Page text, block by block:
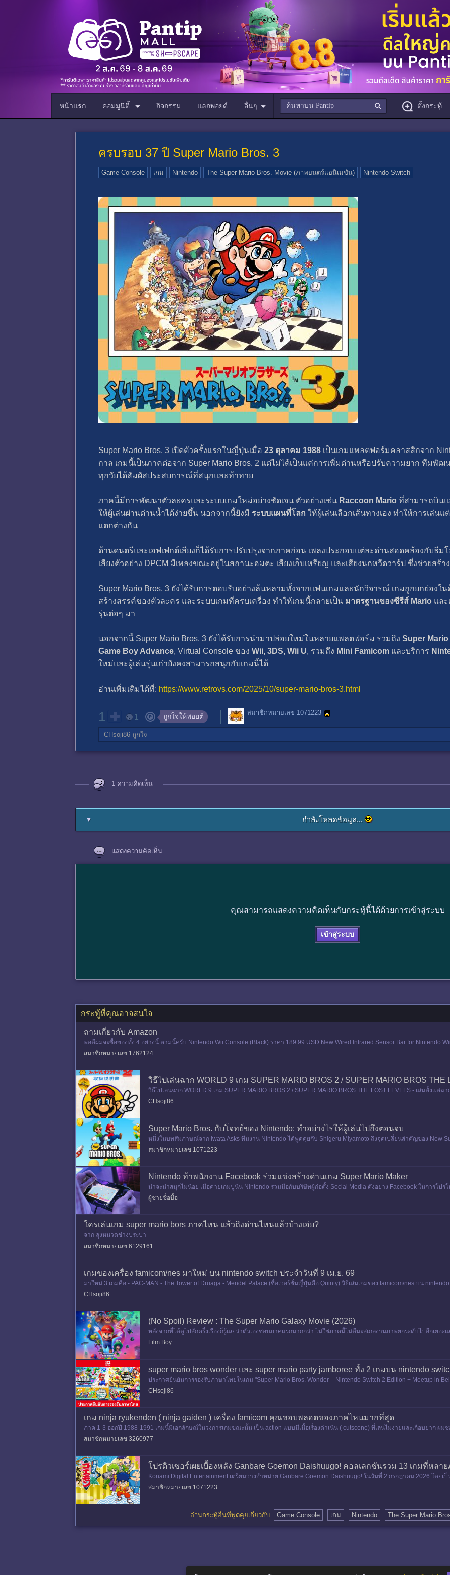
หน้าแรก คอมมูนิตี้ กิจกรรม แลกพอยต์ อื่นๆ ตั้งกระทู้
ครบรอบ 37 ปี Super Mario Bros. 3
Game Console เกม Nintendo The Super Mario Bros. Movie (ภาพยนตร์แอนิเมชัน) Nintendo Switch
Super Mario Bros. 3 เปิดตัวครั้งแรกในญี่ปุ่นเมื่อ 23 ตุลาคม 1988 เป็นเกมแพลตฟอร์มคลาสสิกจาก
กาล เกมนี้เป็นภาคต่อจาก Super Mario Bros. 2 แต่ไม่ได้เป็นแค่การเพิ่มด่านหรือปรับความยาก ทีมพัฒ
ทุกวัยได้สัมผัสประสบการณ์ที่สนุกและท้าทาย
ภาคนี้มีการพัฒนาตัวละครและระบบเกมใหม่อย่างชัดเจน ตัวอย่างเช่น Raccoon Mario ที่สามารถบิน
ให้ผู้เล่นผ่านด่านน้ำได้ง่ายขึ้น นอกจากนี้ยังมี ระบบแผนที่โลก ให้ผู้เล่นเลือกเส้นทางเอง ทำให้การเล่
แตกต่างกัน
ด้านดนตรีและเอฟเฟกต์เสียงก็ได้รับการปรับปรุงจากภาคก่อน เพลงประกอบแต่ละด่านสอดคล้องกับธีม
เสียงตัวอย่าง DPCM มีเพลงขณะอยู่ในสถานะอมตะ เสียงเก็บเหรียญ และเสียงนกหวีดวาร์ป ซึ่งช่วยสร้
Super Mario Bros. 3 ยังได้รับการตอบรับอย่างล้นหลามทั้งจากแฟนเกมและนักวิจารณ์ เกมถูกยกย่อง
สร้างสรรค์ของตัวละคร และระบบเกมที่ครบเครื่อง ทำให้เกมนี้กลายเป็น มาตรฐานของซีรีส์ Mario แล
รุ่นต่อๆ มา
นอกจากนี้ Super Mario Bros. 3 ยังได้รับการนำมาปล่อยใหม่ในหลายแพลตฟอร์ม รวมถึง Super
Game Boy Advance, Virtual Console ของ Wii, 3DS, Wii U, รวมถึง Mini Famicom และบริการ
ใหม่และผู้เล่นรุ่นเก่ายังคงสามารถสนุกกับเกมนี้ได้
อ่านเพิ่มเติมได้ที่: https://www.retrovs.com/2025/10/super-mario-bros-3.html
1 1 ถูกใจให้พอยต์ สมาชิกหมายเลข 1071223
CHsoji86 ถูกใจ
1 ความคิดเห็น
▼ กำลังโหลดข้อมูล...
แสดงความคิดเห็น
คุณสามารถแสดงความคิดเห็นกับกระทู้นี้ได้ด้วยการเข้าสู่ระบบ
เข้าสู่ระบบ
กระทู้ที่คุณอาจสนใจ
ถามเกี่ยวกับ Amazon
พอดีผมจะซื้อของทั้ง 4 อย่างนี้ ตามนี้ครับ Nintendo Wii Console (Black) ราคา 189.99 USD New Wired Infrared Sensor Bar for Nintendo
าคา 19.99 USD New
สมาชิกหมายเลข 1762124
วิธีไปเล่นฉาก WORLD 9 เกม SUPER MARIO BROS 2 / SUPER MARIO BROS THE
วิธีไปเล่นฉาก WORLD 9 เกม SUPER MARIO BROS 2 / SUPER MARIO BROS THE LOST LEVELS - เล่นตั้งแต่
ซึ่งถ้าเข้าวาร์ปฉากอื่นแล้วพอจบฉาก world 8-4 จะไปฉ
CHsoji86
Super Mario Bros. กับโจทย์ของ Nintendo: ทำอย่างไรให้ผู้เล่นไปถึงตอนจบ
หนึ่งในบทสัมภาษณ์จาก Iwata Asks ทีมงาน Nintendo ได้พูดคุยกับ Shigeru Miyamoto ถึงจุดเปลี่ยนสำคัญของ New
ามเรียบง่ายแบบดั้งเดิมอีกครั้ง จุดเริ่มต้นข
สมาชิกหมายเลข 1071223
Nintendo ท้าพนักงาน Facebook ร่วมแข่งสร้างด่านเกม Super Mario Maker
น่าจะน่าสนุกไม่น้อย เมื่อค่ายเกมปู่นิน Nintendo ร่วมมือกับบริษัทผู้ก่อตั้ง Social Media ดังอย่าง Facebook ในการโปร
do ประกาศตัวเป็นเจ้าภาพจัดการแข่งขั
ผู้ชายซื่อบื้อ
ใครเล่นเกม super mario bors ภาคไหน แล้วถึงด่านไหนแล้วบ้างเอ่ย?
จาก ลุงหนวดช่างประปา
สมาชิกหมายเลข 6129161
เกมของเครื่อง famicom/nes มาใหม่ บน nintendo switch ประจำวันที่ 9 เม.ย. 69
มาใหม่ 3 เกมคือ - PAC-MAN - The Tower of Druaga - Mendel Palace (ชื่อเวอร์ชั่นญี่ปุ่นคือ Quinty) วิธีเล่นเกมของ famicom/nes บน
ch online
CHsoji86
(No Spoil) Review : The Super Mario Galaxy Movie (2026)
หลังจากที่ได้ดูไปสักครึ่งเรื่องก็รู้เลยว่าตัวเองชอบภาคแรกมากกว่า ไม่ใช่ภาคนี้ไม่ดีนะสเกลงานภาพยกระดับไปอีกเยอะเ
ไม่ได้ว้าวเลยอะ แต่ที่ยังให้อภัยเพราะม
Film Boy
super mario bros wonder และ super mario party jamboree ทั้ง 2 เกมบน nintendo
ประกาศยืนยันการรองรับภาษาไทยในเกม "Super Mario Bros. Wonder – Nintendo Switch 2 Edition + Meetup in
endo Switch 2 Editio
CHsoji86
เกม ninja ryukenden ( ninja gaiden ) เครื่อง famicom คุณชอบพลอตของภาคไหนมากที่สุด
ภาค 1-3 ออกปี 1988-1991 เกมนี้มีเอกลักษณ์ในวงการเกมขณะนั้น เป็น action แบบมีเนื้อเรื่องดำเนิน ( cutscene) ที่เล่นไม่ง่ายและเกือบยาก ผ
ลุ้นระทึก
สมาชิกหมายเลข 3260977
โปรดิวเซอร์เผยเบื้องหลัง Ganbare Goemon Daishuugo! คอลเลกชันรวม 13 เกมที่หล
Konami Digital Entertainment เตรียมวางจำหน่าย Ganbare Goemon Daishuugo! ในวันที่ 2 กรกฎาคม 2026 โดย
ยเกมในชุดนี้แทบไม่เคยถูกพอร์ตมาสู่แพลตฟอร์มสมัยใหม่
สมาชิกหมายเลข 1071223
อ่านกระทู้อื่นที่พูดคุยเกี่ยวกับ Game Console เกม Nintendo The Super Mario